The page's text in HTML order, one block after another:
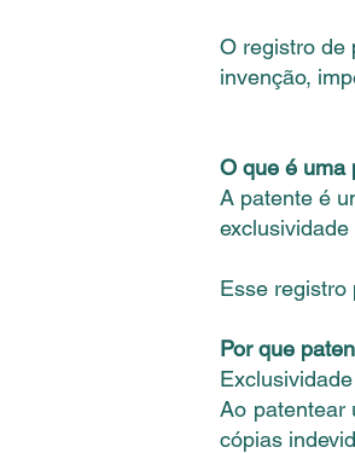
O registro de
invenção,
O que é uma
A patente é
Esse registro
Por que
Ao patentear
cópias